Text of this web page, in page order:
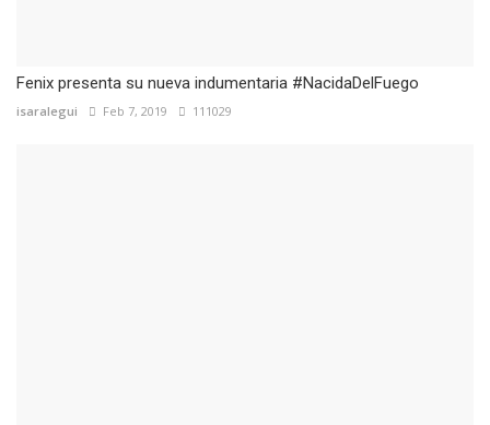
Fenix presenta su nueva indumentaria #NacidaDelFuego
isaralegui Feb 7, 2019 111029